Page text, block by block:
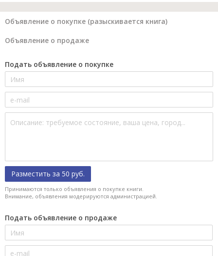
Объявление о покупке (разыскивается книга)
Объявление о продаже
Подать объявление о покупке
Разместить за 50 руб.
Принимаются только объявления о покупке книги.
Внимание, объявления модерируются администрацией.
Подать объявление о продаже